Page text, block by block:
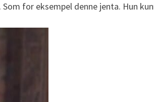
for eksempel denne jenta. Hun